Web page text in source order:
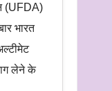
(UFDA)
भारत
लेने के